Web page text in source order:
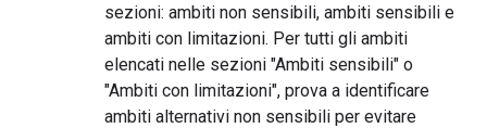
sezioni: ambiti non sensibili, ambiti sensibili e
ambiti con limitazioni. Per tutti gli ambiti
elencati nelle sezioni "Ambiti sensibili" o
"Ambiti con limitazioni", prova a identificare
ambiti alternativi non sensibili per evitare